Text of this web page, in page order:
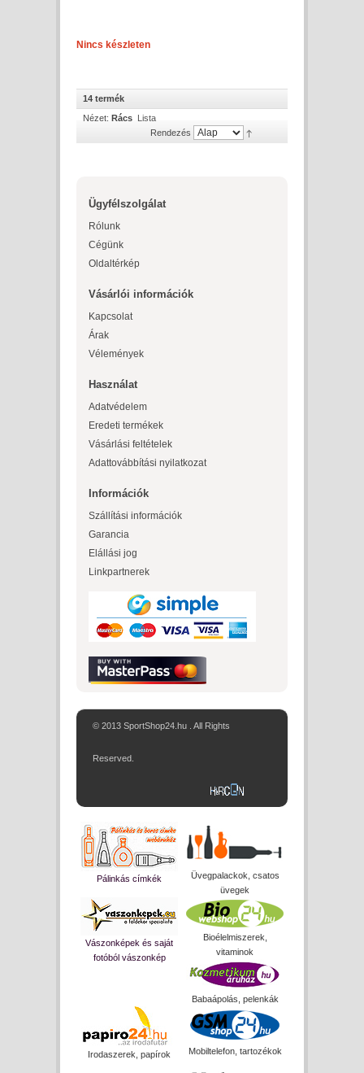
Nincs készleten
14 termék
Nézet: Rács Lista
Rendezés
Ügyfélszolgálat
Rólunk
Cégünk
Oldaltérkép
Vásárlói információk
Kapcsolat
Árak
Vélemények
Használat
Adatvédelem
Eredeti termékek
Vásárlási feltételek
Adattovábbítási nyilatkozat
Információk
Szállítási információk
Garancia
Elállási jog
Linkpartnerek
© 2013 SportShop24.hu . All Rights
Reserved.
Pálinkás címkék
Üvegpalackok, csatos
üvegek
Vászonképek és saját
fotóból vászonkép
Bioélelmiszerek,
vitaminok
Babaápolás, pelenkák
Irodaszerek, papírok Mobiltelefon, tartozékok